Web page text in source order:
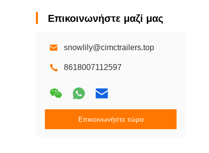
Επικοινωνήστε μαζί μας
snowlily@cimctrailers.top
8618007112597
Επικοινωνήστε τώρα